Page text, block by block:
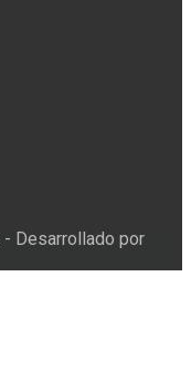
- Desarrollado por